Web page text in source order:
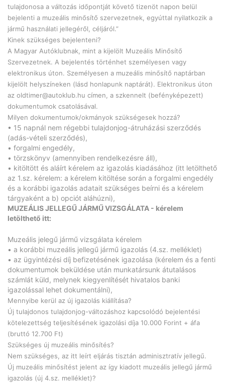
tulajdonosa a változás időpontját követő tizenöt napon belül
bejelenti a muzeális minősítő szervezetnek, egyúttal nyilatkozik a
jármű használati jellegéről, céljáról.”
Kinek szükséges bejelenteni?
A Magyar Autóklubnak, mint a kijelölt Muzeális Minősítő
Szervezetnek. A bejelentés történhet személyesen vagy
elektronikus úton. Személyesen a muzeális minősítő naptárban
kijelölt helyszíneken (lásd honlapunk naptárát). Elektronikus úton
az oldtimer@autoklub.hu címen, a szkennelt (befényképezett)
dokumentumok csatolásával.
Milyen dokumentumok/okmányok szükségesek hozzá?
• 15 napnál nem régebbi tulajdonjog-átruházási szerződés
(adás-vételi szerződés),
• forgalmi engedély,
• törzskönyv (amennyiben rendelkezésre áll),
• kitöltött és aláírt kérelem az igazolás kiadásához (itt letölthető
az 1.sz. kérelem: a kérelem kitöltése során a forgalmi engedély
és a korábbi igazolás adatait szükséges beírni és a kérelem
tárgyaként a b) opciót aláhúzni),
MUZEÁLIS JELLEGŰ JÁRMŰ VIZSGÁLATA - kérelem
letölthető itt:
Muzeális jelegű jármű vizsgálata kérelem
• a korábbi muzeális jellegű jármű igazolás (4.sz. melléklet)
• az ügyintézési díj befizetésének igazolása (kérelem és a fenti
dokumentumok beküldése után munkatársunk átutalásos
számlát küld, melynek kiegyenlítését hivatalos banki
igazolással lehet dokumentálni),
Mennyibe kerül az új igazolás kiállítása?
Új tulajdonos tulajdonjog-változáshoz kapcsolódó bejelentési
kötelezettség teljesítésének igazolási díja 10.000 Forint + áfa
(bruttó 12.700 Ft)
Szükséges új muzeális minősítés?
Nem szükséges, az itt leírt eljárás tisztán adminisztratív jellegű.
Új muzeális minősítést jelent az így kiadott muzeális jellegű jármű
igazolás (új 4.sz. melléklet)?